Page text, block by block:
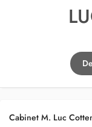
Cabinet M. Luc